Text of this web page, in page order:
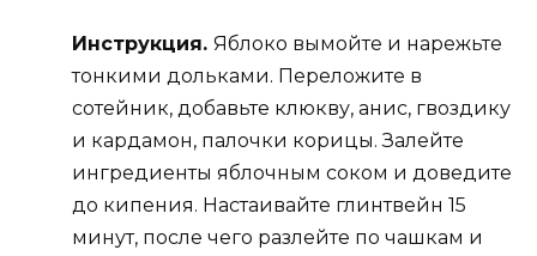
Инструкция. Яблоко вымойте и нарежьте
тонкими дольками. Переложите в
сотейник, добавьте клюкву, анис, гвоздику
и кардамон, палочки корицы. Залейте
ингредиенты яблочным соком и доведите
до кипения. Настаивайте глинтвейн 15
минут, после чего разлейте по чашкам и